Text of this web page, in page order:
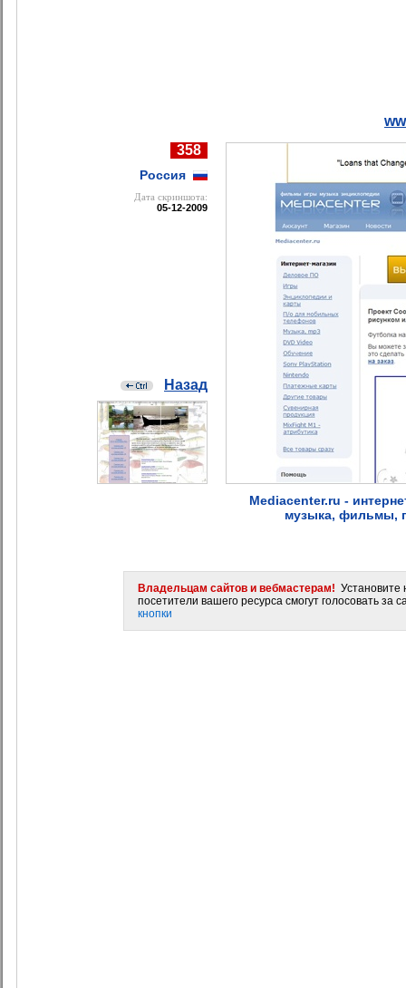
358
Россия
Дата cкриншота:
05-12-2009
Назад
Mediacenter.ru -
музыка, фильмы,
Владельцам сайтов и вебмастерам! Установите
посетители вашего ресурса смогут голосовать за
кнопки